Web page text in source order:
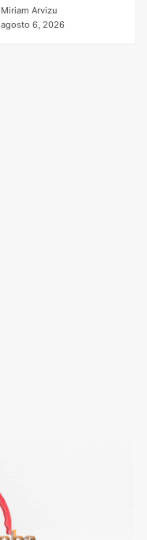
Miriam Arvizu
agosto 6, 2026